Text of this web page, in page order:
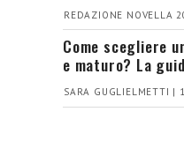
REDAZIONE NOVELLA
Come scegliere
e maturo? La
SARA GUGLIELMETTI |